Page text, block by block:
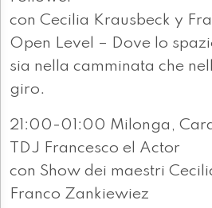
con Cecilia Krausbeck y
Open Level – Dove lo
sia nella camminata che
giro.
21:00-01:00 Milonga,
TDJ Francesco el Actor
con Show dei maestri
Franco Zankiewiez